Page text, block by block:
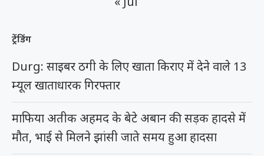
ट्रेंडिंग
Durg: साइबर ठगी के लिए खाता किराए में देने वाले 13
म्यूल खाताधारक गिरफ्तार
माफिया अतीक अहमद के बेटे अबान की सड़क हादसे में
मौत, भाई से मिलने झांसी जाते समय हुआ हादसा